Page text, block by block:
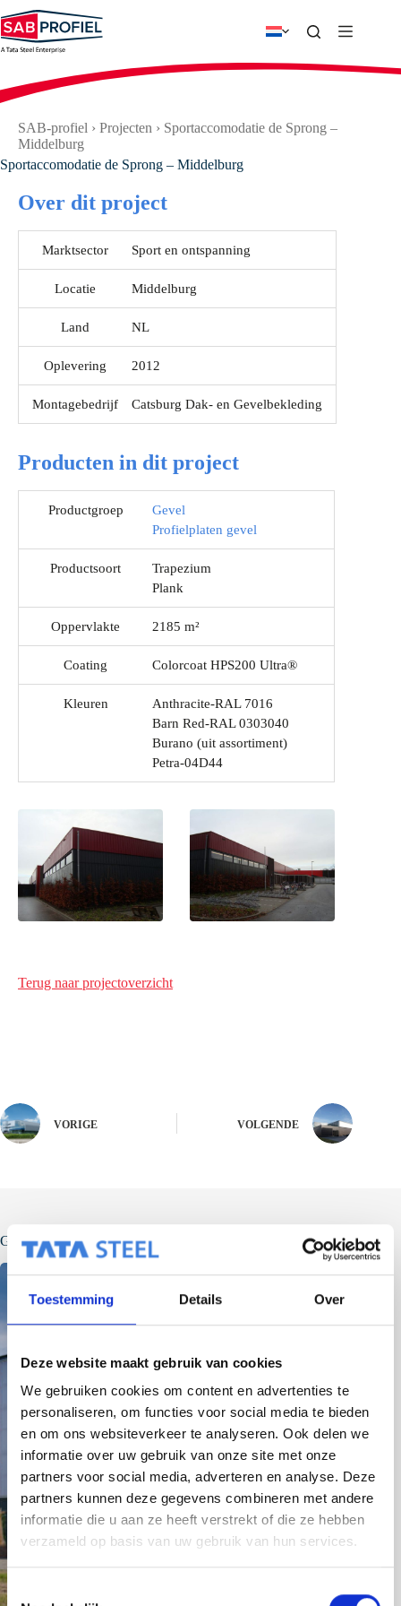
Toestemming Details Over
Deze website maakt gebruik van cookies
We gebruiken cookies om content en advertenties te
personaliseren, om functies voor social media te bieden
en om ons websiteverkeer te analyseren. Ook delen we
informatie over uw gebruik van onze site met onze
partners voor social media, adverteren en analyse. Deze
partners kunnen deze gegevens combineren met andere
informatie die u aan ze heeft verstrekt of die ze hebben
verzameld op basis van uw gebruik van hun services.
T
naar
de
inhoud
SAB-profiel › Projecten › Sportaccomodatie de Sprong –
Middelburg
Sportaccomodatie de Sprong – Middelburg
Over dit project
Marktsector Sport en ontspanning
Locatie Middelburg
Land NL
Oplevering 2012
Montagebedrijf Catsburg Dak- en Gevelbekleding
Producten in dit project
Productgroep
Gevel
Profielplaten gevel
Productsoort
Trapezium
Plank
Oppervlakte 2185 m²
Coating Colorcoat HPS200 Ultra®
Kleuren
Anthracite-RAL 7016
Barn Red-RAL 0303040
Burano (uit assortiment)
Petra-04D44
Terug naar projectoverzicht
VORIGE VOLGENDE
Gerelateerde berichten